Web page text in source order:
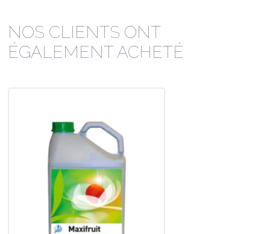
NOS CLIENTS ONT
ÉGALEMENT ACHETÉ